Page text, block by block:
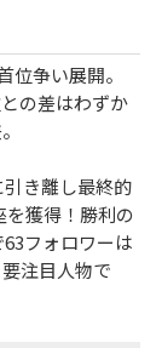
争い展開。
の差はわずか
き離し最終的
を獲得！勝利の
フォロワーは
注目人物で